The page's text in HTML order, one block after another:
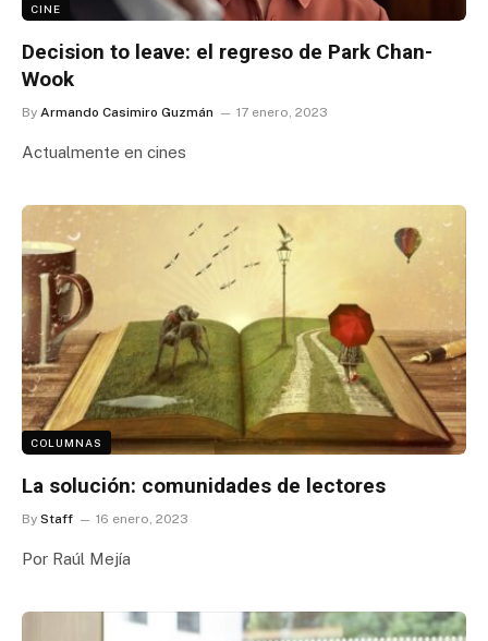
CINE
Decision to leave: el regreso de Park Chan-
Wook
By Armando Casimiro Guzmán 17 enero, 2023
Actualmente en cines
COLUMNAS
La solución: comunidades de lectores
By Staff 16 enero, 2023
Por Raúl Mejía